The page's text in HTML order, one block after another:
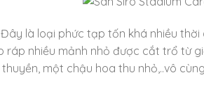
Đây là loại phức tạp tốn khá nhiều
ráp nhiều mảnh nhỏ được cắt trổ từ
một chậu hoa thu nhỏ,..vô